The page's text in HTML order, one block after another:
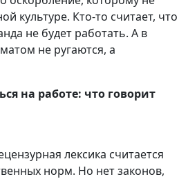
культуре. Кто-то считает, что
не будет работать. А в
не ругаются, а
на работе: что говорит
лексика считается
норм. Но нет законов,